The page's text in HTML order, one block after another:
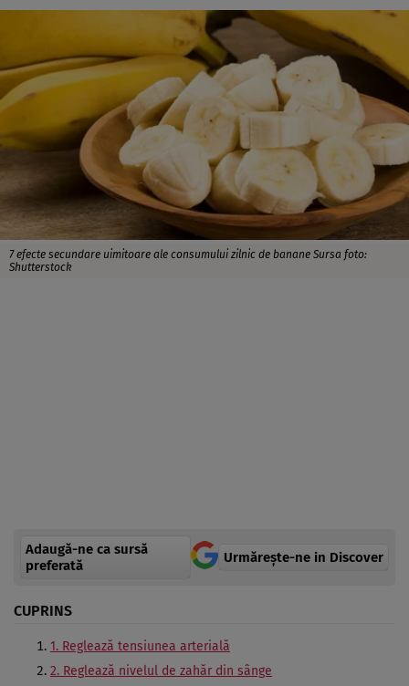
7 efecte secundare uimitoare ale consumului zilnic de banane Sursa foto:
Shutterstock
Adaugă-ne ca sursă
preferată
Urmărește-ne in Discover
CUPRINS
1. Reglează tensiunea arterială
2. Reglează nivelul de zahăr din sânge